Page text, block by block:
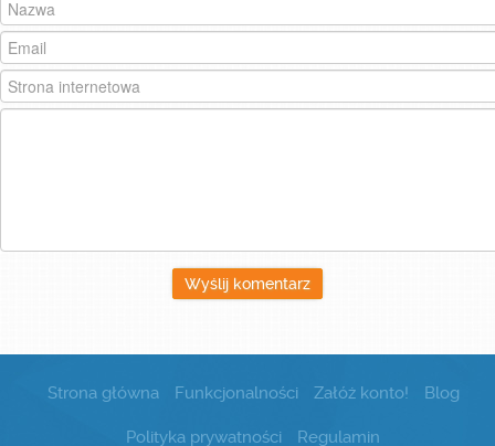
Załóż konto!
Wyślij komentarz
Strona główna Funkcjonalności Załóż konto! Blog
Polityka prywatności Regulamin